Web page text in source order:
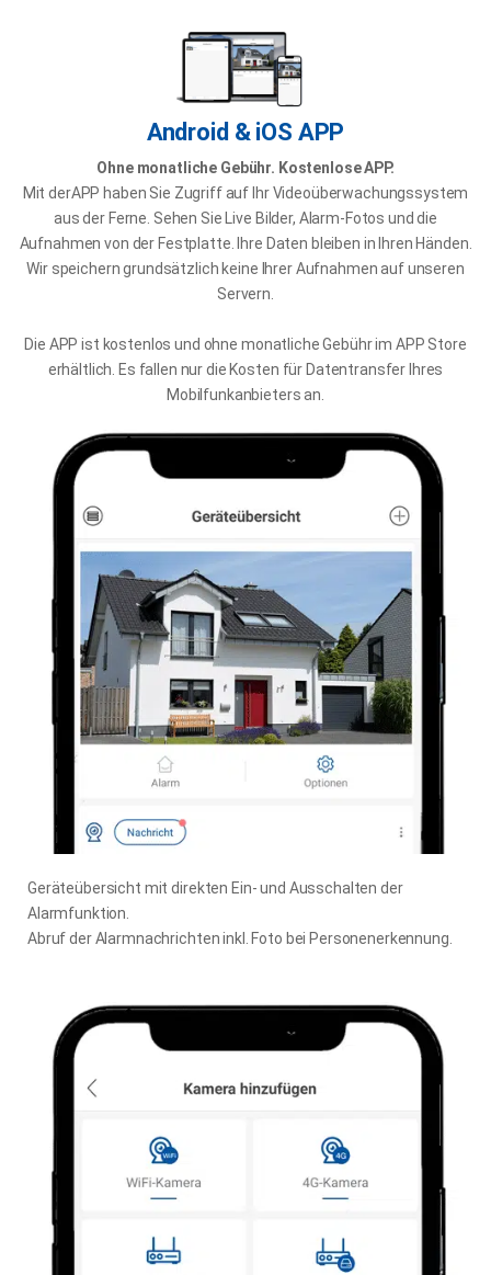
Android & iOS APP
Ohne monatliche Gebühr. Kostenlose APP.
Mit derAPP haben Sie Zugriff auf Ihr Videoüberwachungssystem
aus der Ferne. Sehen Sie Live Bilder, Alarm-Fotos und die
Aufnahmen von der Festplatte. Ihre Daten bleiben in Ihren Händen.
Wir speichern grundsätzlich keine Ihrer Aufnahmen auf unseren
Servern.
Die APP ist kostenlos und ohne monatliche Gebühr im APP Store
erhältlich. Es fallen nur die Kosten für Datentransfer Ihres
Mobilfunkanbieters an.
Geräteübersicht mit direkten Ein- und Ausschalten der
Alarmfunktion.
Abruf der Alarmnachrichten inkl. Foto bei Personenerkennung.